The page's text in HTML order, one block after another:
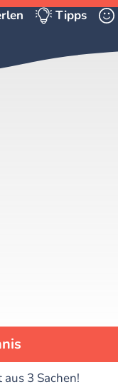
Tipps
3 Sachen!